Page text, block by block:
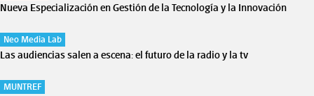
Nueva Especialización en Gestión de la Tecnología y la Innovación
Neo Media Lab
Las audiencias salen a escena: el futuro de la radio y la tv
MUNTREF